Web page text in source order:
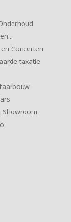
Concerten
taxatie
Showroom